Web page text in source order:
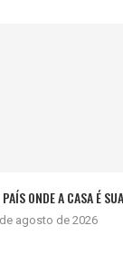
ONDE A CASA É
agosto de 2026